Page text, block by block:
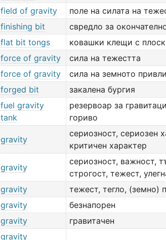
field of gravity
поле на силата на
finishing bit
свредло за
flat bit tongs
ковашки клещи с
force of gravity
сила на тежестта
force of gravity
сила на земното
forged bit закалена бургия
fuel gravity
tank
резервоар за
гориво
gravity
сериозност, сериозен
критичен характер
gravity
сериозност, важност,
строгост, тежест,
gravity
тежест, тегло, (земно)
gravity
безнапорен
gravity гравитачен
gravity